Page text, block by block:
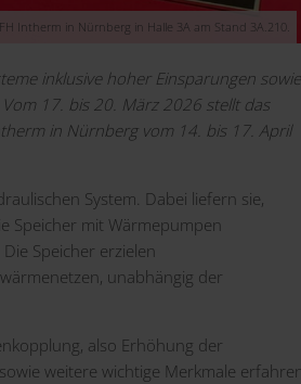
Intherm in Nürnberg in Halle 3A am Stand 3A.210.
inklusive hoher Einsparungen sowie
17. bis 20. März 2026 stellt das
in Nürnberg vom 14. bis 17. April
System. Dabei liefern sie,
Speicher mit Wärmepumpen
Speicher erzielen
unabhängig der
also Erhöhung der
weitere wichtige Merkmale